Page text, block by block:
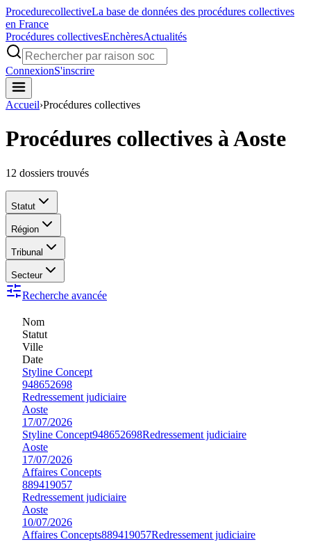
ProcedurecollectiveLa base de données des procédures collectives
en France
Procédures collectivesEnchèresActualités
ConnexionS'inscrire
Accueil›Procédures collectives
Procédures collectives à Aoste
12 dossiers trouvés
Statut
Région
Tribunal
Secteur
Recherche avancée
Nom
Statut
Ville
Date
Styline Concept
948652698
Redressement judiciaire
Aoste
17/07/2026
Styline Concept948652698Redressement judiciaire
Aoste
17/07/2026
Affaires Concepts
889419057
Redressement judiciaire
Aoste
10/07/2026
Affaires Concepts889419057Redressement judiciaire